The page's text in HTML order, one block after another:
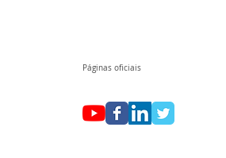
Páginas oficiais